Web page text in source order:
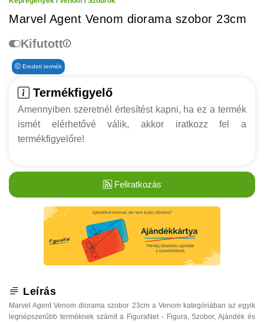
Marvel Agent Venom diorama szobor 23cm
Kifutott
Eredeti termék
Termékfigyelő
Amennyiben szeretnél értesítést kapni, ha ez a termék
ismét elérhetővé válik, akkor iratkozz fel a
termékfigyelőre!
Feliratkozás
Leírás
Marvel Agent Venom diorama szobor 23cm a Venom kategóriában az egyik
legnépszerűbb terméknek számít a FiguraNet - Figura, Szobor, Ajándék és